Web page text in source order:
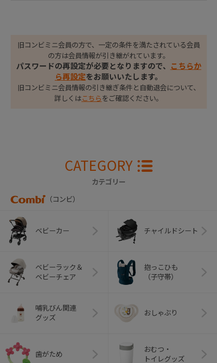
旧コンビミニ会員の方で、一定の条件を満たされている会員
の方は会員情報が引き継がれています。
パスワードの再設定が必要となりますので、
こちらか
ら再設定をお願いいたします。
旧コンビミニ会員情報の引き継ぎ条件と自動退会について、
詳しくはこちら をご確認ください。
CATEGORY
カテゴリー
（コンビ）
ベビーカー チャイルドシート
ベビーラック＆
ベビーチェア
抱っこひも
（子守帯）
哺乳びん関連
グッズ
おしゃぶり
歯がため
おむつ・
トイレグッズ